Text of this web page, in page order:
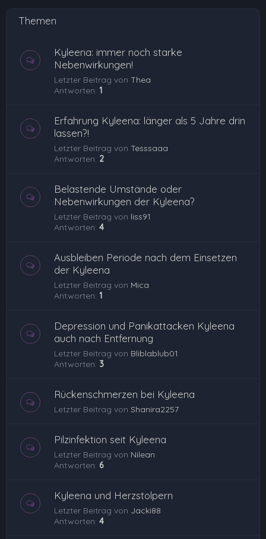
Themen
Kyleena: immer noch starke
Nebenwirkungen!
Letzter Beitrag von Thea
Antworten: 1
Erfahrung Kyleena: länger als 5 Jahre drin
lassen?!
Letzter Beitrag von Tesssaaa
Antworten: 2
Belastende Umstände oder
Nebenwirkungen der Kyleena?
Letzter Beitrag von liss91
Antworten: 4
Ausbleiben Periode nach dem Einsetzen
der Kyleena
Letzter Beitrag von Mica
Antworten: 1
Depression und Panikattacken Kyleena
auch nach Entfernung
Letzter Beitrag von Bliblablub01
Antworten: 3
Rückenschmerzen bei Kyleena
Letzter Beitrag von Shanira2257
Pilzinfektion seit Kyleena
Letzter Beitrag von Nilean
Antworten: 6
Kyleena und Herzstolpern
Letzter Beitrag von Jacki88
Antworten: 4